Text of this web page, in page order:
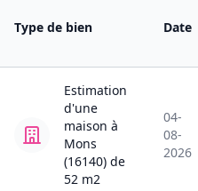
Type de bien Date
Estimation
d'une
maison à
Mons
(16140) de
52 m2
04-
08-
2026